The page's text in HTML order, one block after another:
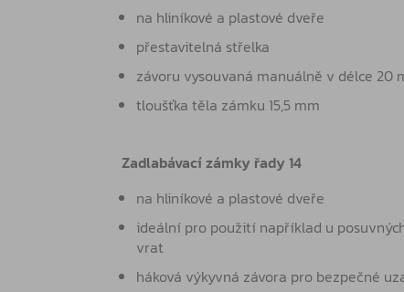
na hliníkové a plastové dveře
přestavitelná střelka
závoru vysouvaná manuálně v délce 20
tloušťka těla zámku 15,5 mm
Zadlabávací zámky řady 14
na hliníkové a plastové dveře
ideální pro použití například u
vrat
háková výkyvná závora pro bezpečné